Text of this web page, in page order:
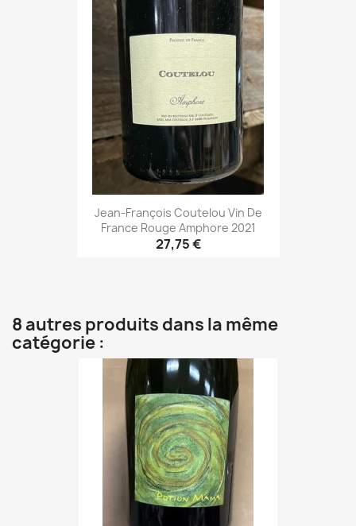
Jean-François Coutelou Vin De
France Rouge Amphore 2021
27,75 €
8 autres produits dans la même
catégorie :